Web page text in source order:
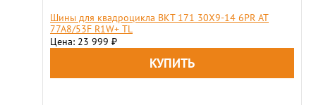
Шины для квадроцикла BKT 171 30X9-14 6PR AT
77A8/53F R1W+ TL
Цена: 23 999 ₽